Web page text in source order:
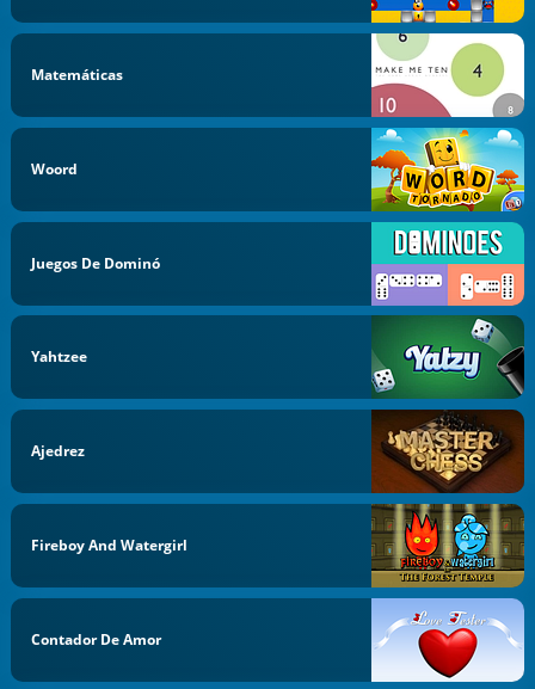
Matemáticas
Woord
Juegos De Dominó
Yahtzee
Ajedrez
Fireboy And Watergirl
Contador De Amor